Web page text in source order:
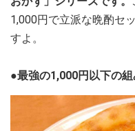
1,000円で立派な晩酌セ
すよ。
●最強の1,000円以下の組